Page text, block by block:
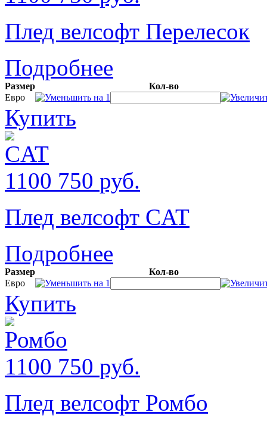
Плед велсофт Перелесок
Подробнее
Размер
Кол-во
Евро
Купить
1100 750 руб.
Плед велсофт CAT
Подробнее
Размер
Кол-во
Евро
Купить
1100 750 руб.
Плед велсофт Ромбо